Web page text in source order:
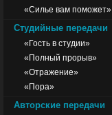
«Силье вам поможет»
Студийные передачи
«Гость в студии»
«Полный прорыв»
«Отражение»
«Пора»
Авторские передачи